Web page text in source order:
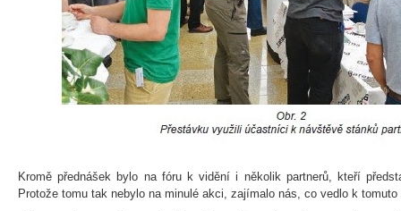
Kromě přednášek bylo na fóru k vidění i několik partnerů, kteří
Protože tomu tak nebylo na minulé akci, zajímalo nás, co vedlo k